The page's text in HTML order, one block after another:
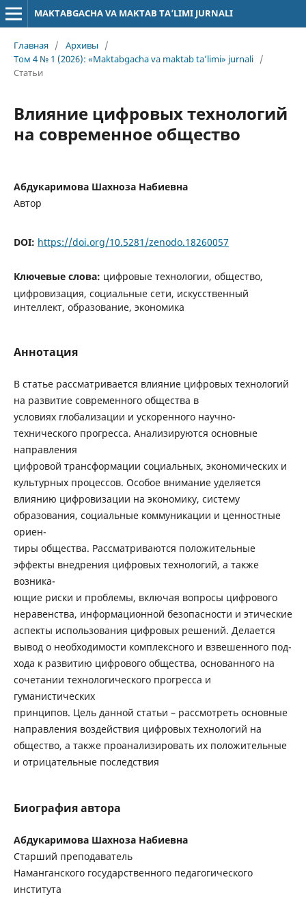
MAKTABGACHA VA MAKTAB TA’LIMI JURNALI
Главная / Архивы
/
Том 4 № 1 (2026): «Maktabgacha va maktab ta’limi» jurnali /
Статьи
Влияние цифровых технологий
на современное общество
Абдукаримова Шахноза Набиевна
Автор
DOI: https://doi.org/10.5281/zenodo.18260057
Ключевые слова: цифровые технологии, общество,
цифровизация, социальные сети, искусственный
интеллект, образование, экономика
Аннотация
В статье рассматривается влияние цифровых технологий
на развитие современного общества в
условиях глобализации и ускоренного научно-
технического прогресса. Анализируются основные
направления
цифровой трансформации социальных, экономических и
культурных процессов. Особое внимание уделяется
влиянию цифровизации на экономику, систему
образования, социальные коммуникации и ценностные
ориен-
тиры общества. Рассматриваются положительные
эффекты внедрения цифровых технологий, а также
возника-
ющие риски и проблемы, включая вопросы цифрового
неравенства, информационной безопасности и этические
аспекты использования цифровых решений. Делается
вывод о необходимости комплексного и взвешенного под-
хода к развитию цифрового общества, основанного на
сочетании технологического прогресса и
гуманистических
принципов. Цель данной статьи – рассмотреть основные
направления воздействия цифровых технологий на
общество, а также проанализировать их положительные
и отрицательные последствия
Биография автора
Абдукаримова Шахноза Набиевна
Старший преподаватель
Наманганского государственного педагогического
института